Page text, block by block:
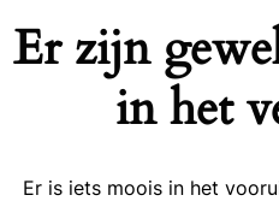
Er zijn
in het
Er is iets moois in het